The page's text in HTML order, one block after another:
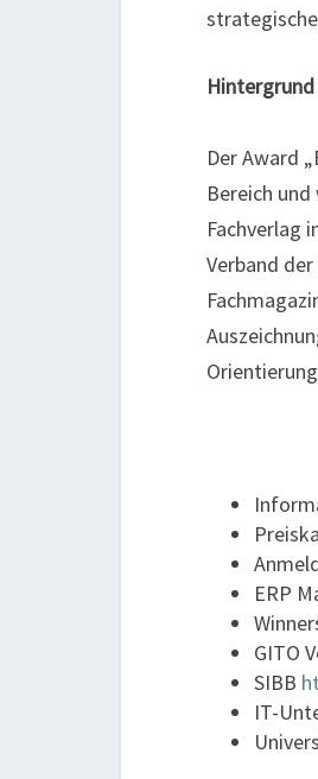
Der Award
Bereich
Fachverlag
Verband
ERP
GITO
SIBB
IT-